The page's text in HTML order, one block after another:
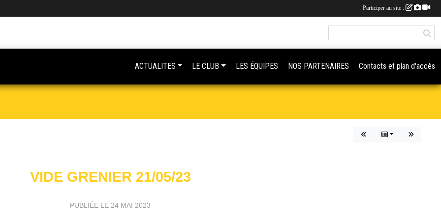
VIDE GRENIER 21/05/23
PUBLIÉE LE 24 MAI 2023
ACTUALITES LE CLUB LES ÉQUIPES NOS PARTENAIRES Contacts et plan d'accès
Participer au site :